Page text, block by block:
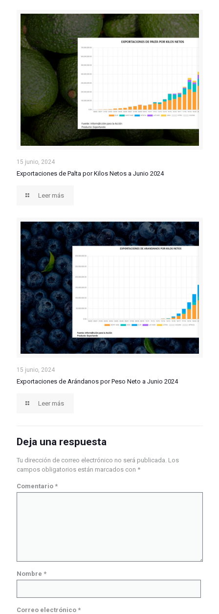
Exportaciones de Palta por Kilos Netos a Junio 2024
15 junio, 2024
Exportaciones de Palta por Kilos Netos a Junio 2024
Leer más
Exportaciones de Arándanos por Peso Neto a Junio
15 junio, 2024
Exportaciones de Arándanos por Peso Neto a Junio 2024
Leer más
Deja una respuesta
Tu dirección de correo electrónico no será publicada. Los
campos obligatorios están marcados con *
Comentario *
Nombre *
Correo electrónico *